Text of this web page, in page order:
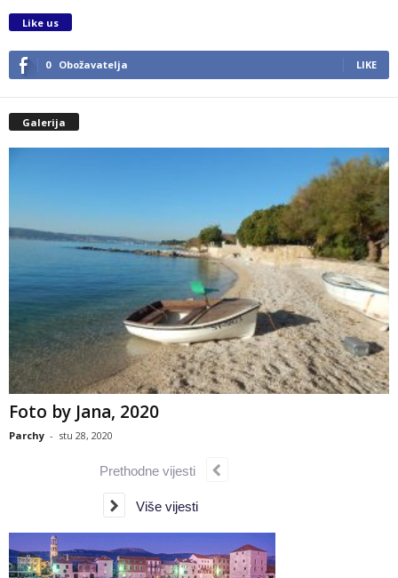
Like us
0 Obožavatelja LIKE
Galerija
Foto by Jana, 2020
Parchy - stu 28, 2020
Prethodne vijesti
Više vijesti